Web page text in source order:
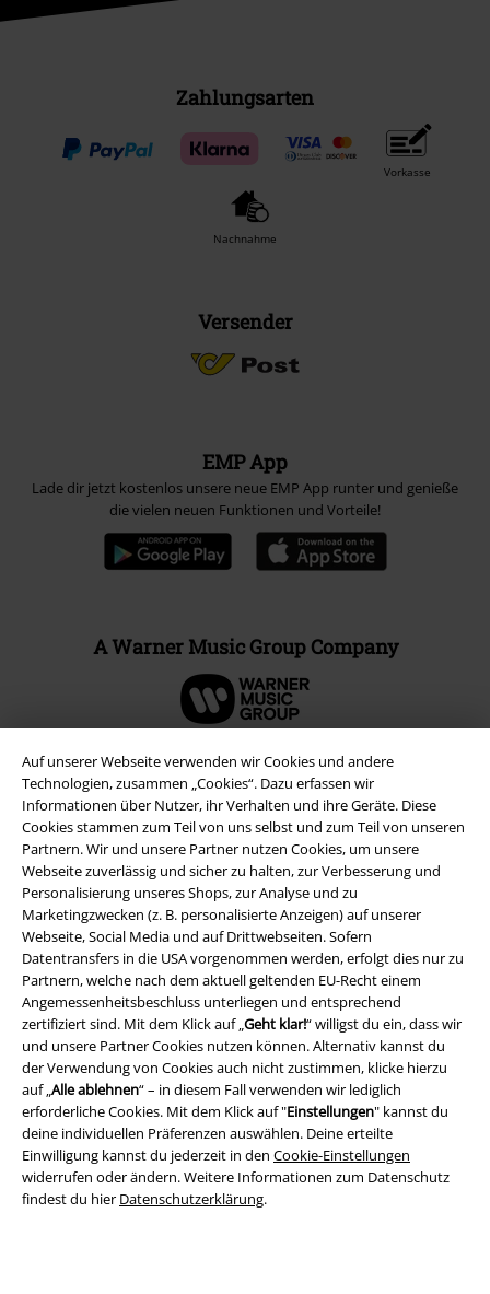
Auf unserer Webseite verwenden wir Cookies und andere
Technologien, zusammen „Cookies“. Dazu erfassen wir
Informationen über Nutzer, ihr Verhalten und ihre Geräte. Diese
Cookies stammen zum Teil von uns selbst und zum Teil von unseren
Partnern. Wir und unsere Partner nutzen Cookies, um unsere
Webseite zuverlässig und sicher zu halten, zur Verbesserung und
Personalisierung unseres Shops, zur Analyse und zu
Marketingzwecken (z. B. personalisierte Anzeigen) auf unserer
Webseite, Social Media und auf Drittwebseiten. Sofern
Datentransfers in die USA vorgenommen werden, erfolgt dies nur zu
Partnern, welche nach dem aktuell geltenden EU-Recht einem
Angemessenheitsbeschluss unterliegen und entsprechend
zertifiziert sind. Mit dem Klick auf „Geht klar!“ willigst du ein, dass wir
und unsere Partner Cookies nutzen können. Alternativ kannst du
der Verwendung von Cookies auch nicht zustimmen, klicke hierzu
auf „Alle ablehnen“ – in diesem Fall verwenden wir lediglich
erforderliche Cookies. Mit dem Klick auf "Einstellungen" kannst du
deine individuellen Präferenzen auswählen. Deine erteilte
Einwilligung kannst du jederzeit in den Cookie-Einstellungen
widerrufen oder ändern. Weitere Informationen zum Datenschutz
findest du hier Datenschutzerklärung.
Zahlungsarten
Vorkasse
Nachnahme
Versender
EMP App
Lade dir jetzt kostenlos unsere neue EMP App runter und genieße
die vielen neuen Funktionen und Vorteile!
A Warner Music Group Company
Rechtliches
AGB
Impressum
Datenschutz
Entsorgung und Umweltschutz
Konformitätserklärung